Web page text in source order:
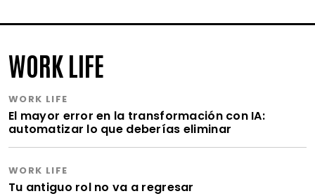
WORK LIFE
WORK LIFE
El mayor error en la transformación con IA:
automatizar lo que deberías eliminar
WORK LIFE
Tu antiguo rol no va a regresar